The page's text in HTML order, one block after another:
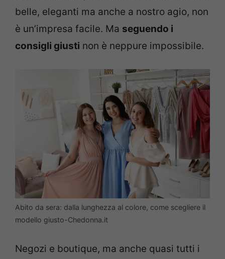
belle, eleganti ma anche a nostro agio, non
è un’impresa facile. Ma seguendo i
consigli giusti non è neppure impossibile.
Abito da sera: dalla lunghezza al colore, come scegliere il
modello giusto-Chedonna.it
Negozi e boutique, ma anche quasi tutti i